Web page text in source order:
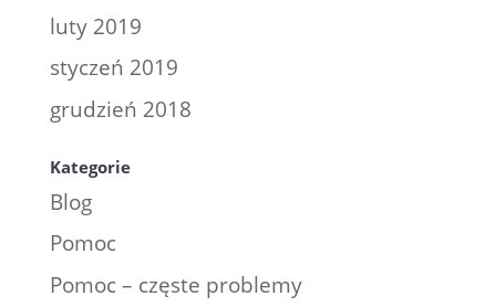
luty 2019
styczeń 2019
grudzień 2018
Kategorie
Blog
Pomoc
Pomoc – częste problemy